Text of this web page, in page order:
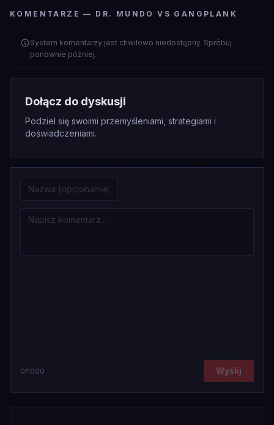
KOMENTARZE — DR. MUNDO VS GANGPLANK
System komentarzy jest chwilowo niedostępny. Spróbuj
ponownie później.
Dołącz do dyskusji
Podziel się swoimi przemyśleniami, strategiami i
doświadczeniami.
0/1000 Wyślij